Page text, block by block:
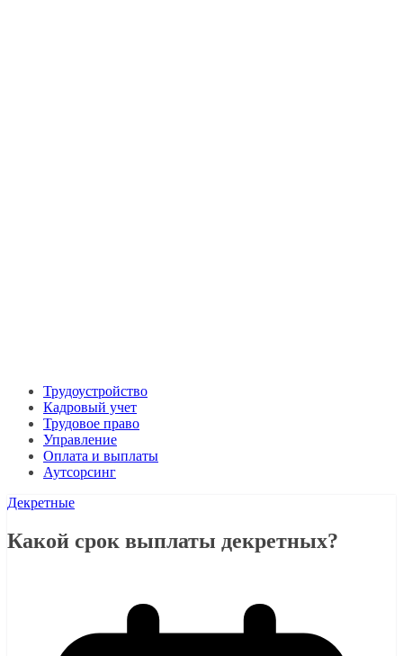
Трудоустройство
Кадровый учет
Трудовое право
Управление
Оплата и выплаты
Аутсорсинг
Декретные
Какой срок выплаты декретных?